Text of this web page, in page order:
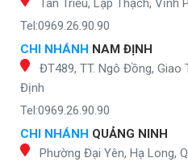
Tân Triều, Lập Thạch, Vĩnh
Tel:0969.26.90.90
CHI NHÁNH NAM ĐỊNH
ĐT489, TT. Ngô Đồng, Giao
Định
Tel:0969.26.90.90
CHI NHÁNH QUẢNG NINH
Phường Đại Yên, Hạ Long,